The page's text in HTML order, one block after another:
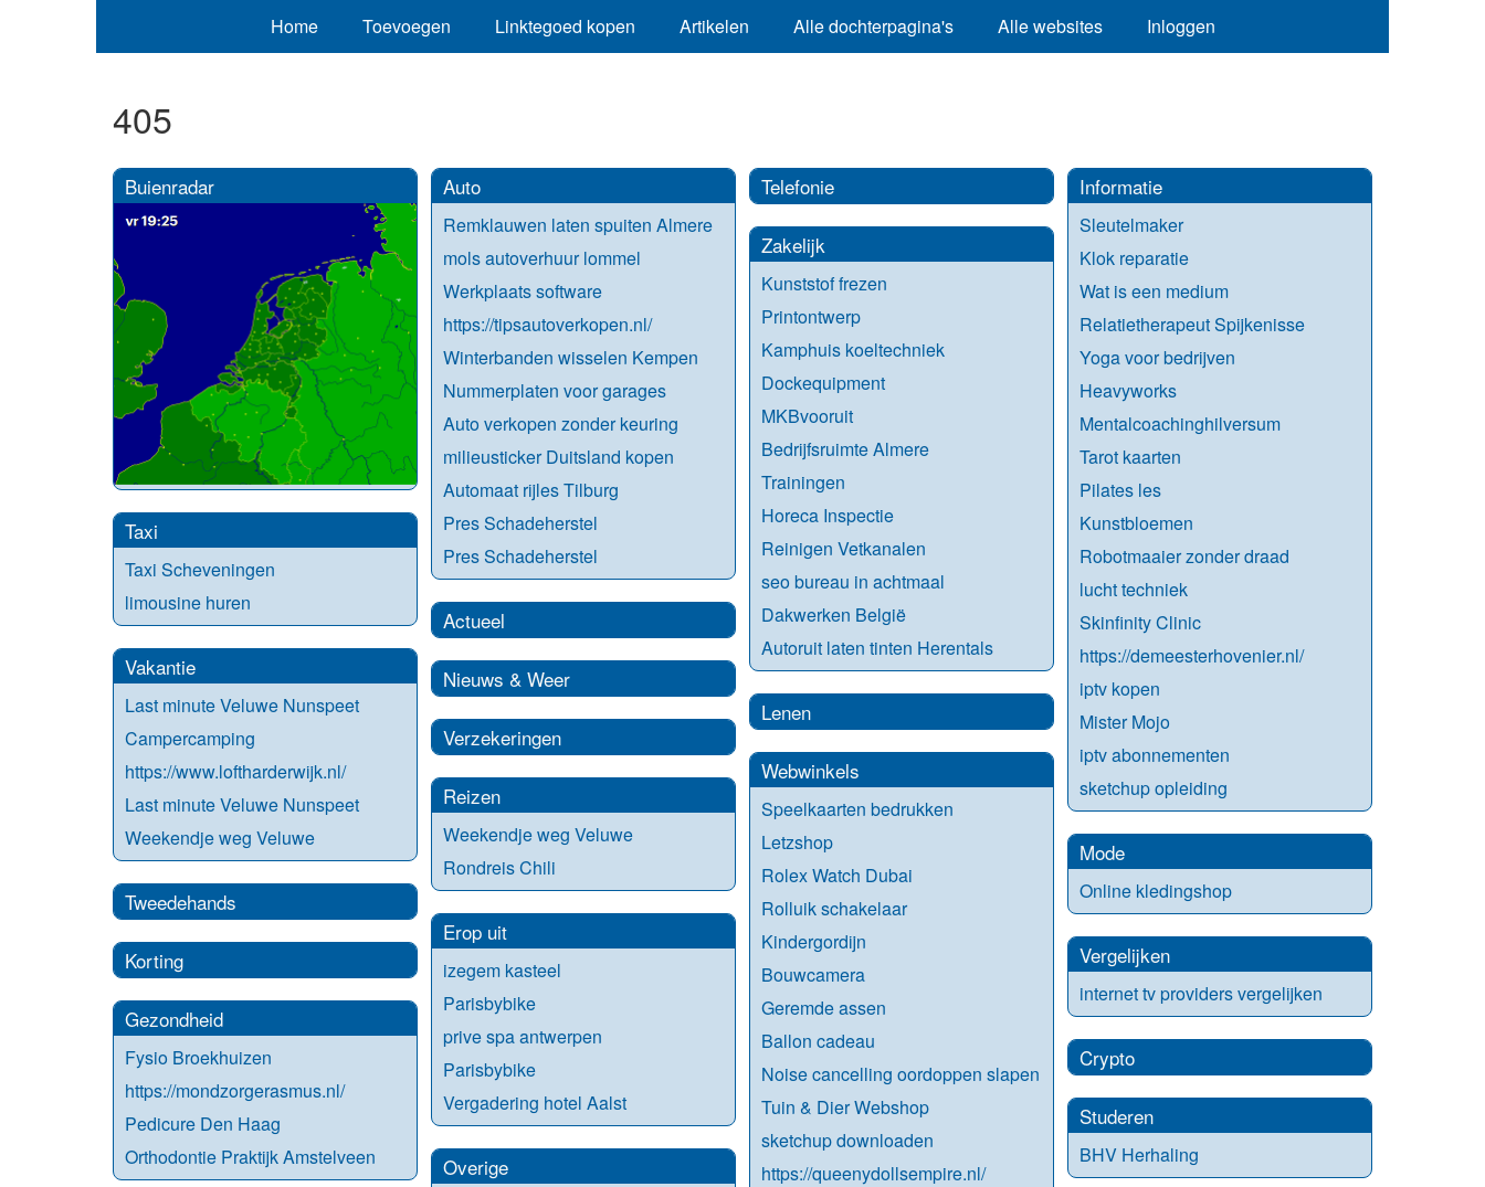
Home Toevoegen Linktegoed kopen Artikelen Alle dochterpagina's Alle websites Inloggen
405
Buienradar
Taxi
Taxi Scheveningen
limousine huren
Vakantie
Last minute Veluwe Nunspeet
Campercamping
https://www.loftharderwijk.nl/
Last minute Veluwe Nunspeet
Weekendje weg Veluwe
Tweedehands
Korting
Gezondheid
Fysio Broekhuizen
https://mondzorgerasmus.nl/
Pedicure Den Haag
Orthodontie Praktijk Amstelveen
Auto
Remklauwen laten spuiten Almere
mols autoverhuur lommel
Werkplaats software
https://tipsautoverkopen.nl/
Winterbanden wisselen Kempen
Nummerplaten voor garages
Auto verkopen zonder keuring
milieusticker Duitsland kopen
Automaat rijles Tilburg
Pres Schadeherstel
Pres Schadeherstel
Actueel
Nieuws & Weer
Verzekeringen
Reizen
Weekendje weg Veluwe
Rondreis Chili
Erop uit
izegem kasteel
Parisbybike
prive spa antwerpen
Parisbybike
Vergadering hotel Aalst
Overige
Telefonie
Zakelijk
Kunststof frezen
Printontwerp
Kamphuis koeltechniek
Dockequipment
MKBvooruit
Bedrijfsruimte Almere
Trainingen
Horeca Inspectie
Reinigen Vetkanalen
seo bureau in achtmaal
Dakwerken België
Autoruit laten tinten Herentals
Lenen
Webwinkels
Speelkaarten bedrukken
Letzshop
Rolex Watch Dubai
Rolluik schakelaar
Kindergordijn
Bouwcamera
Geremde assen
Ballon cadeau
Noise cancelling oordoppen slapen
Tuin & Dier Webshop
sketchup downloaden
https://queenydollsempire.nl/
Informatie
Sleutelmaker
Klok reparatie
Wat is een medium
Relatietherapeut Spijkenisse
Yoga voor bedrijven
Heavyworks
Mentalcoachinghilversum
Tarot kaarten
Pilates les
Kunstbloemen
Robotmaaier zonder draad
lucht techniek
Skinfinity Clinic
https://demeesterhovenier.nl/
iptv kopen
Mister Mojo
iptv abonnementen
sketchup opleiding
Mode
Online kledingshop
Vergelijken
internet tv providers vergelijken
Crypto
Studeren
BHV Herhaling